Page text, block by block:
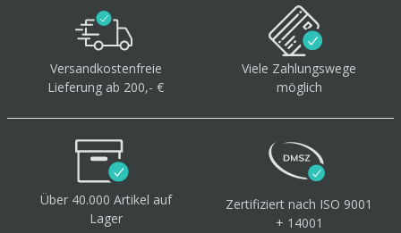
Versandkostenfreie
Lieferung ab 200,- €
Viele Zahlungswege
möglich
Über 40.000 Artikel auf
Lager
Zertifiziert nach ISO 9001
+ 14001